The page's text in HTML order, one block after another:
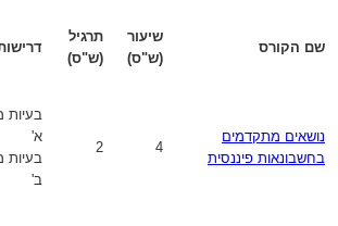
שם הקורס
שיעור
(ש"ס)
תרגיל
(ש"ס)
נושאים מתקדמים
בחשבונאות פיננסית
4
2
בעיות
א'
בעיות
ב'